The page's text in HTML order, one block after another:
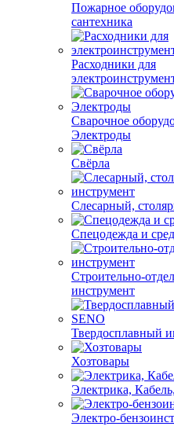
Пожарное
сантехника
Расходники для
Сварочное
Электроды
Свёрла
Слесарный,
Спецодежда и
Строительно-
инструмент
Твердосплавный
Хозтовары
Электрика,
Электро-